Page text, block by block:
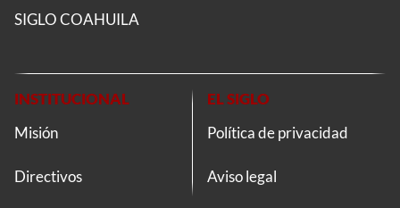
SIGLO COAHUILA
INSTITUCIONAL
Misión
Directivos
EL SIGLO
Política de privacidad
Aviso legal